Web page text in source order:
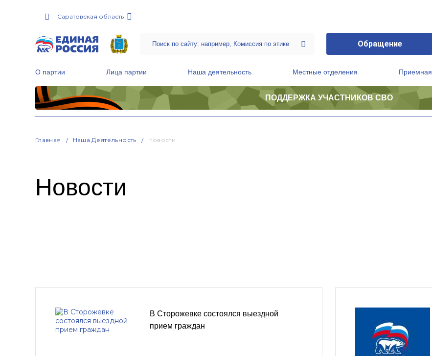
Саратовская область
Обращение
О партии Лица партии Наша деятельность Местные отделения Приемная
ПОДДЕРЖКА УЧАСТНИКОВ СВО
Главная Наша Деятельность Новости
Новости
В Сторожевке состоялся выездной
прием граждан